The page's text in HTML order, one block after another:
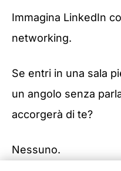
Immagina LinkedIn
networking.
Se entri in una sala
un angolo senza
accorgerà di te?
Nessuno.